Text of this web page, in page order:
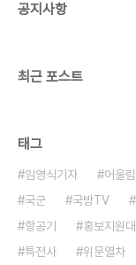
공지사항
최근 포스트
태그
임영식기자 어울림
국군
국방TV
항공기
홍보지원대
특전사
위문열차